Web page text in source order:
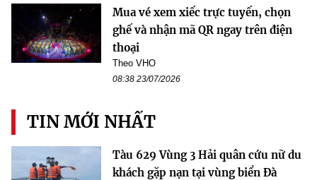
Mua vé xem xiếc trực tuyến, chọn
ghế và nhận mã QR ngay trên điện
thoại
Theo VHO
08:38 23/07/2026
TIN MỚI NHẤT
Tàu 629 Vùng 3 Hải quân cứu nữ du
khách gặp nạn tại vùng biển Đà